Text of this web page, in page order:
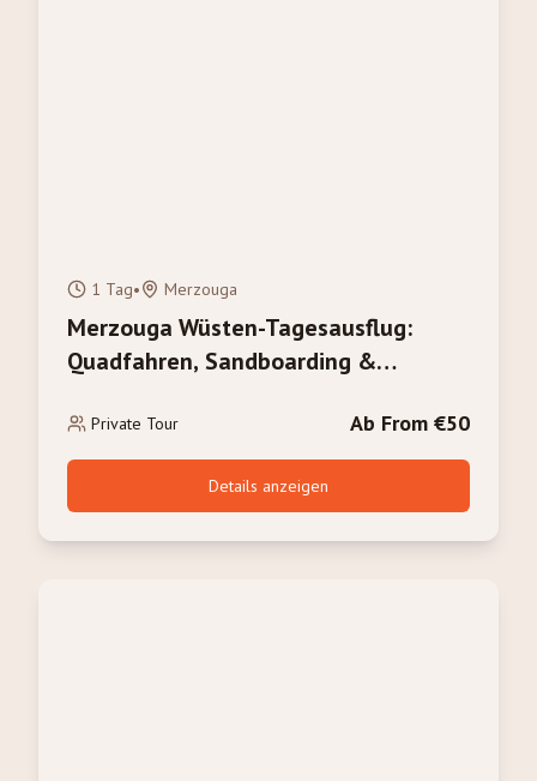
1 Tag• Merzouga
Merzouga Wüsten-Tagesausflug:
Quadfahren, Sandboarding &
Private Tour Ab From €50
Details anzeigen